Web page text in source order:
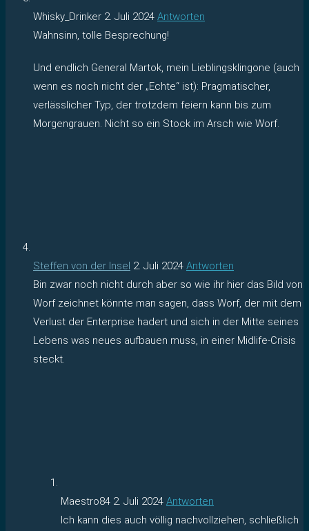
Whisky_Drinker 2. Juli 2024 Antworten
Wahnsinn, tolle Besprechung!
Und endlich General Martok, mein Lieblingsklingone (auch
wenn es noch nicht der „Echte“ ist): Pragmatischer,
verlässlicher Typ, der trotzdem feiern kann bis zum
Morgengrauen. Nicht so ein Stock im Arsch wie Worf.
Steffen von der Insel 2. Juli 2024 Antworten
Bin zwar noch nicht durch aber so wie ihr hier das Bild von
Worf zeichnet könnte man sagen, dass Worf, der mit dem
Verlust der Enterprise hadert und sich in der Mitte seines
Lebens was neues aufbauen muss, in einer Midlife-Crisis
steckt.
Maestro84 2. Juli 2024 Antworten
Ich kann dies auch völlig nachvollziehen, schließlich